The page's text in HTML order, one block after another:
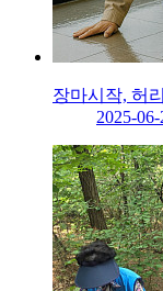
장마시작, 허
2025-